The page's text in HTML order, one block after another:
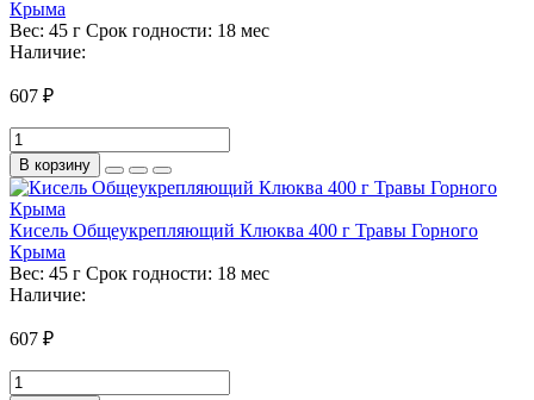
Крыма
Вес: 45 г Срок годности: 18 мес
Наличие:
607 ₽
В корзину
Кисель Общеукрепляющий Клюква 400 г Травы Горного
Крыма
Вес: 45 г Срок годности: 18 мес
Наличие:
607 ₽